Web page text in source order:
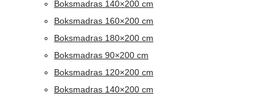
Boksmadras 140×200 cm
Boksmadras 160×200 cm
Boksmadras 180×200 cm
Boksmadras 90×200 cm
Boksmadras 120×200 cm
Boksmadras 140×200 cm